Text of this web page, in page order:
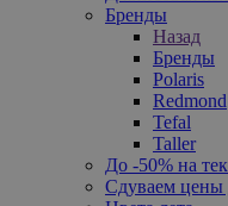
Бренды
Назад
Бренды
Polaris
Redmond
Tefal
Taller
До -50% на
Сдуваем цены